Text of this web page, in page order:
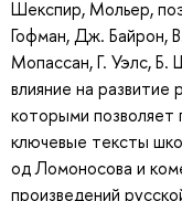
Шекспир, Мольер,
Гофман, Дж. Байрон,
Мопассан, Г. Уэлс,
влияние на развитие
которыми позволяет
ключевые тексты
од Ломоносова и
произведений